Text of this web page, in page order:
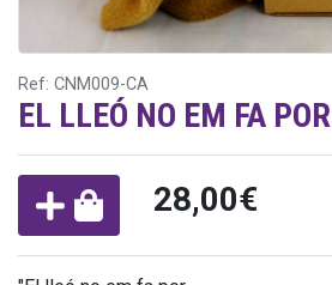
Ref: CNM009-CA
EL LLEÓ NO EM FA POR
28,00€